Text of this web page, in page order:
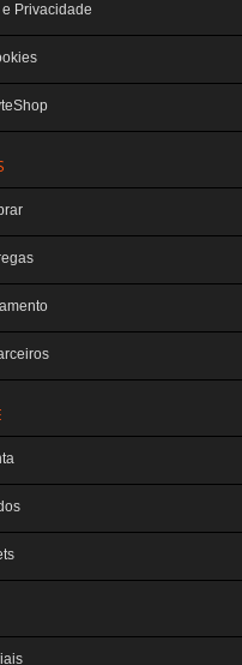
Privacidade
DE INFORMATICA LTDA
| Curitiba-PR